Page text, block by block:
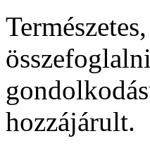
hozzájárult.